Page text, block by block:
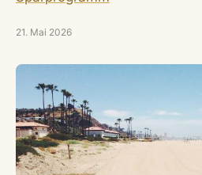
21. Mai 2026